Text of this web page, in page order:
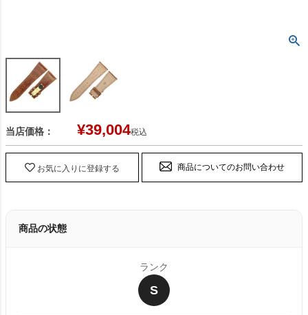
当店価格： ¥39,004税込
お気に入りに登録する 商品についてのお問い合わせ
商品の状態
ランク
S